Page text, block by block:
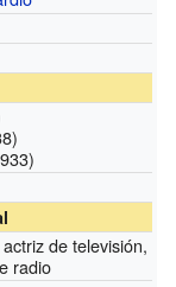
actriz de televisión,
radio